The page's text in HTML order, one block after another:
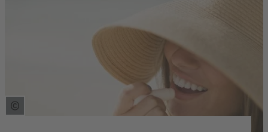
Copyright Tooltip öffnen